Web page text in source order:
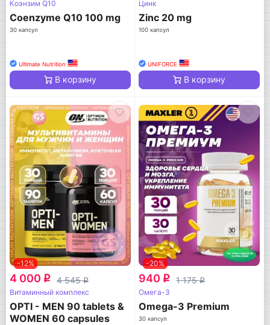
Коэнзим Q10
Coenzyme Q10 100 mg
30 капсул
Ultimate Nutrition
В корзину
Цинк
Zinc 20 mg
100 капсул
UNIFORCE
В корзину
-12%
4 000 q 4 545q
Витаминный комплекс
OPTI - MEN 90 tablets &
WOMEN 60 capsules
-20%
940 q 1 175q
Омега-3
Omega-3 Premium
30 капсул